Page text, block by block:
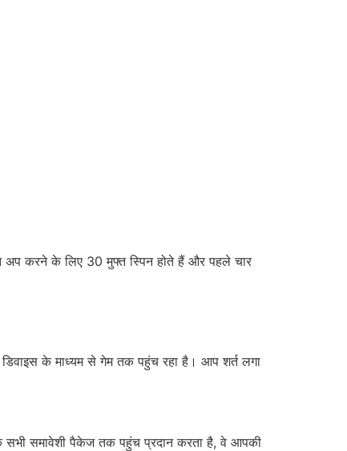
करने के लिए 30 मुफ्त स्पिन होते हैं और पहले चार
के माध्यम से गेम तक पहुंच रहा है। आप शर्त लगा
सभी समावेशी पैकेज तक पहुंच प्रदान करता है, वे आपकी